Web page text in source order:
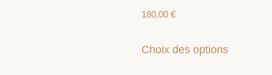
180,00 €
Choix des options